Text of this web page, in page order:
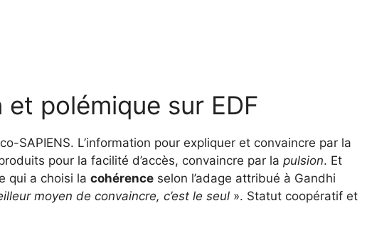
polémique sur EDF
SAPIENS. L’information pour expliquer et convaincre par la
pour la facilité d’accès, convaincre par la pulsion. Et
qui a choisi la cohérence selon l’adage attribué à Gandhi
moyen de convaincre, c’est le seul ». Statut coopératif et